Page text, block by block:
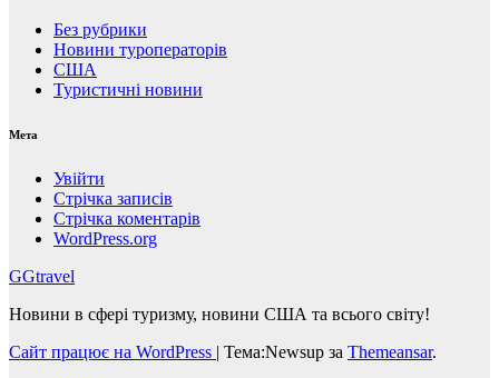
Без рубрики
Новини туроператорів
США
Туристичні новини
Мета
Увійти
Стрічка записів
Стрічка коментарів
WordPress.org
GGtravel
Новини в сфері туризму, новини США та всього світу!
Сайт працює на WordPress | Тема:Newsup за Themeansar.